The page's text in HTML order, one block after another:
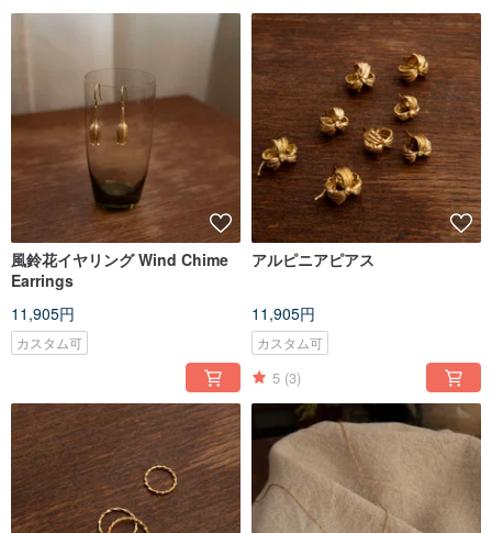
風鈴花イヤリング Wind Chime
Earrings
11,905円
カスタム可
アルピニアピアス
11,905円
カスタム可
5 (3)